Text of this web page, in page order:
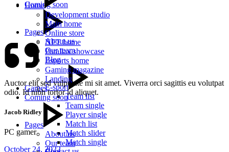
Coming soon
Pages
About us
Our team
Blog
E-sport
Team list
Team single
Player single
Match list
Match slider
Match single
Home
Development studio
Main home
Online store
NFT home
Parallax showcase
Esports home
Gaming magazine
Landing
Games
Coming soon
Pages
About us
Our team
Auctor elit sed vulputate mi sit amet. Viverra orci sagittis eu volutpat
odio. Id nibh tortor id aliquet.
Jacob Ridley
PC gamer
October 24, 2022